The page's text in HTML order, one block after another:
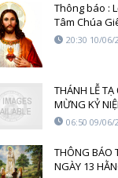
Thông báo :
Tâm Chúa
20:30 10/06/
THÁNH LỄ TẠ
MỪNG KỶ
LINH MỤC
06:50 09/06/
THÔNG BÁO
NGÀY 13